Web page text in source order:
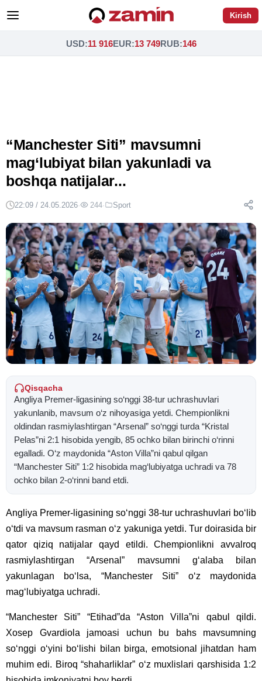
Kirish
USD:11 916EUR:13 749RUB:146
“Manchester Siti” mavsumni
mag‘lubiyat bilan yakunladi va
boshqa natijalar...
22:09 / 24.05.2026· 244· Sport
Qisqacha
Angliya Premer-ligasining so‘nggi 38-tur uchrashuvlari
yakunlanib, mavsum o‘z nihoyasiga yetdi. Chempionlikni
oldindan rasmiylashtirgan “Arsenal” so‘nggi turda “Kristal
Pelas”ni 2:1 hisobida yengib, 85 ochko bilan birinchi o‘rinni
egalladi. O‘z maydonida “Aston Villa”ni qabul qilgan
“Manchester Siti” 1:2 hisobida mag‘lubiyatga uchradi va 78
ochko bilan 2-o‘rinni band etdi.
Angliya Premer-ligasining so‘nggi 38-tur uchrashuvlari bo‘lib
o‘tdi va mavsum rasman o‘z yakuniga yetdi. Tur doirasida bir
qator qiziq natijalar qayd etildi. Chempionlikni avvalroq
rasmiylashtirgan “Arsenal” mavsumni g‘alaba bilan
yakunlagan bo‘lsa, “Manchester Siti” o‘z maydonida
mag‘lubiyatga uchradi.
“Manchester Siti” “Etihad”da “Aston Villa”ni qabul qildi.
Xosep Gvardiola jamoasi uchun bu bahs mavsumning
so‘nggi o‘yini bo‘lishi bilan birga, emotsional jihatdan ham
muhim edi. Biroq “shaharliklar” o‘z muxlislari qarshisida 1:2